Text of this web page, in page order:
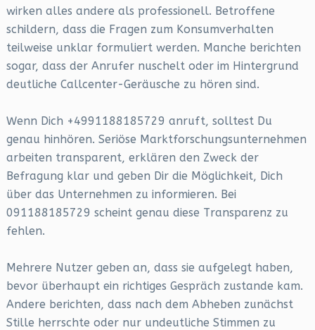
wirken alles andere als professionell. Betroffene
schildern, dass die Fragen zum Konsumverhalten
teilweise unklar formuliert werden. Manche berichten
sogar, dass der Anrufer nuschelt oder im Hintergrund
deutliche Callcenter-Geräusche zu hören sind.
Wenn Dich +4991188185729 anruft, solltest Du
genau hinhören. Seriöse Marktforschungsunternehmen
arbeiten transparent, erklären den Zweck der
Befragung klar und geben Dir die Möglichkeit, Dich
über das Unternehmen zu informieren. Bei
091188185729 scheint genau diese Transparenz zu
fehlen.
Mehrere Nutzer geben an, dass sie aufgelegt haben,
bevor überhaupt ein richtiges Gespräch zustande kam.
Andere berichten, dass nach dem Abheben zunächst
Stille herrschte oder nur undeutliche Stimmen zu